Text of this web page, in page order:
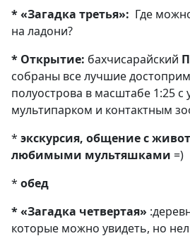
* «Загадка третья»: Где
на ладони?
* Открытие: бахчисарайский
собраны все лучшие
полуострова в масштабе 1:25
мультипарком и контактным
* экскурсия, общение с
любимыми мультяшками =)
* обед
* «Загадка четвертая»
которые можно увидеть, но